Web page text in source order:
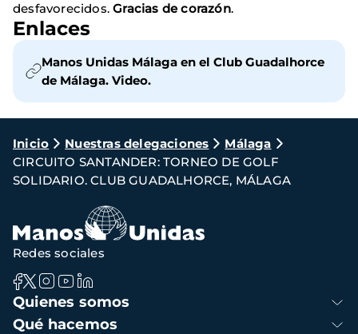
desfavorecidos.Gracias de corazón.
Enlaces
Manos Unidas Málaga en el Club Guadalhorce
de Málaga. Video.
Ruta
de
navegación
Inicio Nuestras delegaciones
Málaga
CIRCUITO SANTANDER: TORNEO DE GOLF
SOLIDARIO. CLUB GUADALHORCE, MÁLAGA
Navegación
principal
Quienes somos
Qué hacemos
Redes sociales